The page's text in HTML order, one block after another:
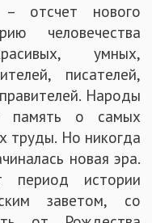
отсчет нового
человечества
умных,
писателей,
Народы
память о самых
труды. Но никогда
новая эра.
период истории
заветом, со